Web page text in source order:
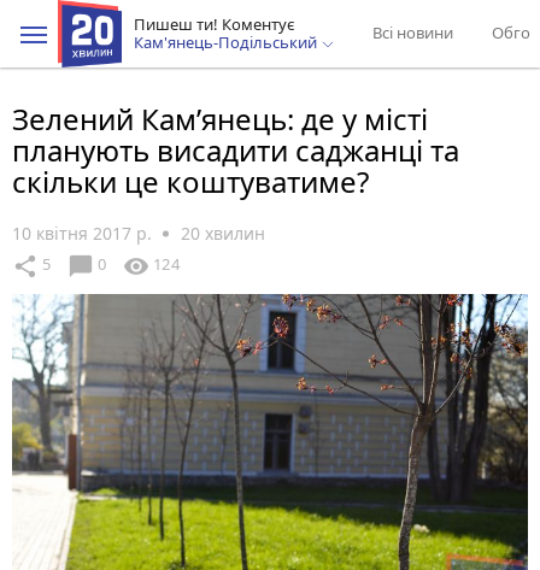
Пишеш ти! Коментує
Кам'янець-Подільський
Всі новини
Зелений Кам’янець: де у місті
планують висадити саджанці та
скільки це коштуватиме?
10 квітня 2017 р. 20 хвилин
share 5 chat_bubble 0 visibility 124